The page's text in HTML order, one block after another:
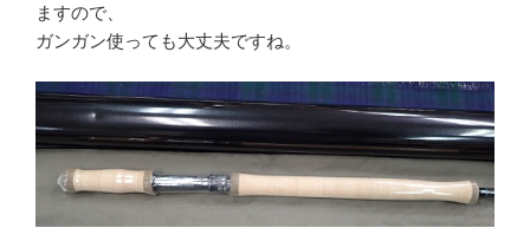
ますので、
ガンガン使っても大丈夫ですね。